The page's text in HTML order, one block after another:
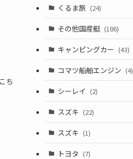
ち
くるま旅 (24)
その他国産艇 (186)
キャンピングカー (43)
コマツ船舶エンジン (4)
シーレイ (2)
スズキ (22)
スズキ (1)
トヨタ (7)